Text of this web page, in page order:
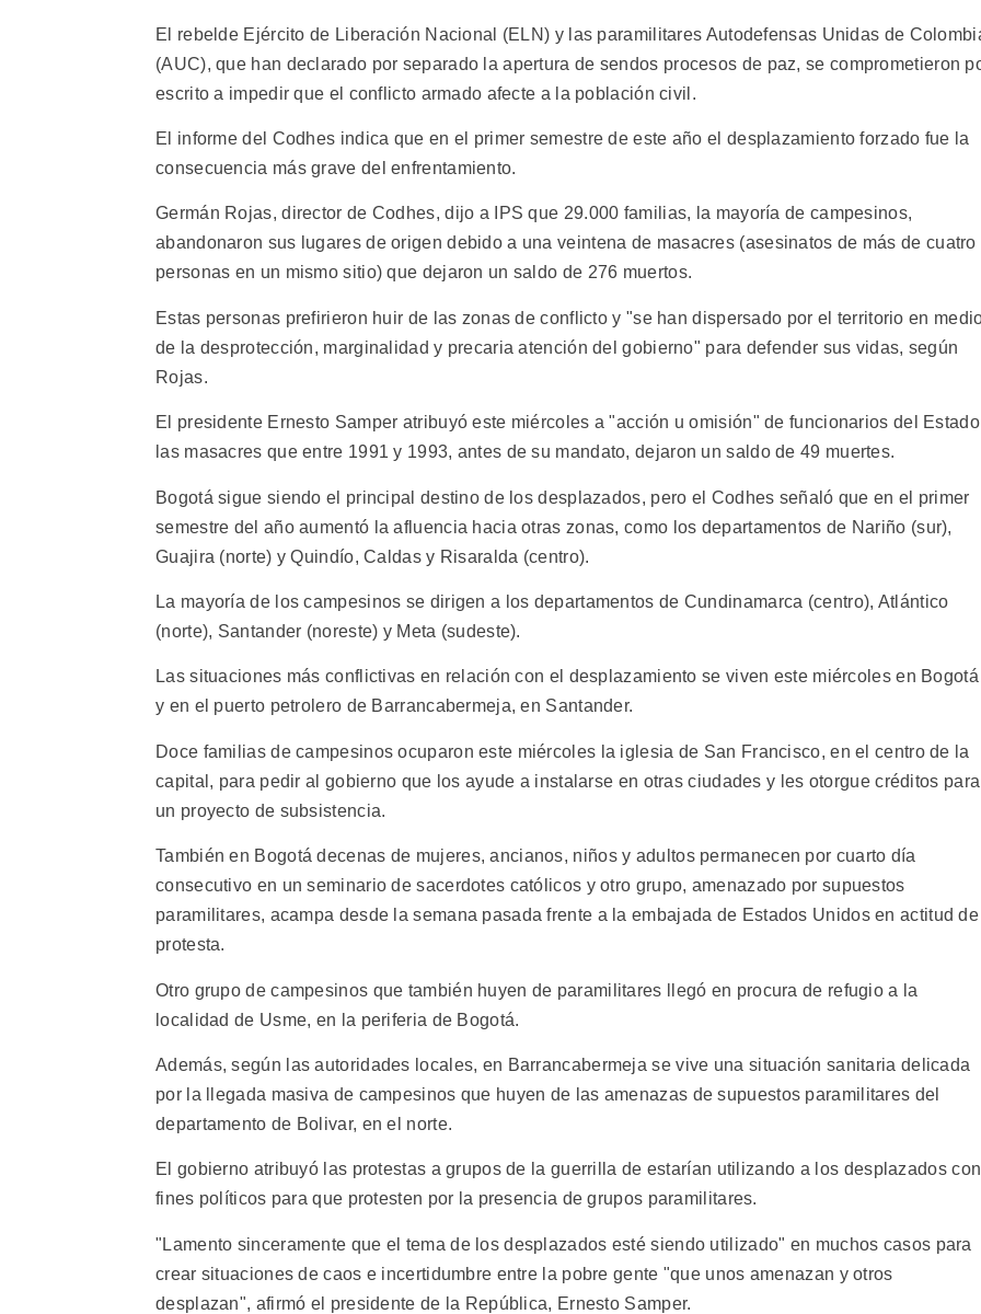
El rebelde Ejército de Liberación Nacional (ELN) y las paramilitares Autodefensas Unidas de
(AUC), que han declarado por separado la apertura de sendos procesos de paz, se comprometieron
escrito a impedir que el conflicto armado afecte a la población civil.
El informe del Codhes indica que en el primer semestre de este año el desplazamiento forzado fue la
consecuencia más grave del enfrentamiento.
Germán Rojas, director de Codhes, dijo a IPS que 29.000 familias, la mayoría de campesinos,
abandonaron sus lugares de origen debido a una veintena de masacres (asesinatos de más de cuatro
personas en un mismo sitio) que dejaron un saldo de 276 muertos.
Estas personas prefirieron huir de las zonas de conflicto y "se han dispersado por el territorio en
de la desprotección, marginalidad y precaria atención del gobierno" para defender sus vidas, según
Rojas.
El presidente Ernesto Samper atribuyó este miércoles a "acción u omisión" de funcionarios del Estado
las masacres que entre 1991 y 1993, antes de su mandato, dejaron un saldo de 49 muertes.
Bogotá sigue siendo el principal destino de los desplazados, pero el Codhes señaló que en el primer
semestre del año aumentó la afluencia hacia otras zonas, como los departamentos de Nariño (sur),
Guajira (norte) y Quindío, Caldas y Risaralda (centro).
La mayoría de los campesinos se dirigen a los departamentos de Cundinamarca (centro), Atlántico
(norte), Santander (noreste) y Meta (sudeste).
Las situaciones más conflictivas en relación con el desplazamiento se viven este miércoles en Bogotá
y en el puerto petrolero de Barrancabermeja, en Santander.
Doce familias de campesinos ocuparon este miércoles la iglesia de San Francisco, en el centro de la
capital, para pedir al gobierno que los ayude a instalarse en otras ciudades y les otorgue créditos para
un proyecto de subsistencia.
También en Bogotá decenas de mujeres, ancianos, niños y adultos permanecen por cuarto día
consecutivo en un seminario de sacerdotes católicos y otro grupo, amenazado por supuestos
paramilitares, acampa desde la semana pasada frente a la embajada de Estados Unidos en actitud de
protesta.
Otro grupo de campesinos que también huyen de paramilitares llegó en procura de refugio a la
localidad de Usme, en la periferia de Bogotá.
Además, según las autoridades locales, en Barrancabermeja se vive una situación sanitaria delicada
por la llegada masiva de campesinos que huyen de las amenazas de supuestos paramilitares del
departamento de Bolivar, en el norte.
El gobierno atribuyó las protestas a grupos de la guerrilla de estarían utilizando a los desplazados con
fines políticos para que protesten por la presencia de grupos paramilitares.
"Lamento sinceramente que el tema de los desplazados esté siendo utilizado" en muchos casos para
crear situaciones de caos e incertidumbre entre la pobre gente "que unos amenazan y otros
desplazan", afirmó el presidente de la República, Ernesto Samper.